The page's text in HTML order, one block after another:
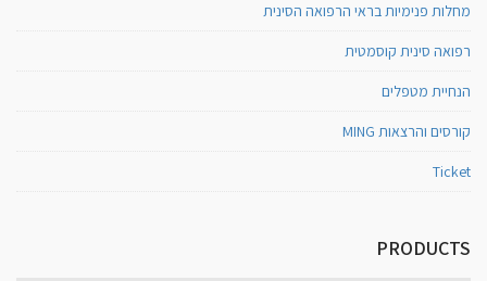
מחלות פנימיות בראי הרפואה הסינית
רפואה סינית קוסמטית
הנחיית מטפלים
קורסים והרצאות MING
Ticket
PRODUCTS